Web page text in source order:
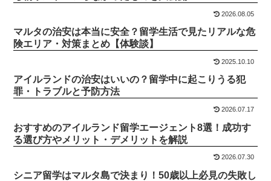
2026.08.05
マルタの治安は本当に安全？留学生活で見たリアルな危
険エリア・対策まとめ【体験談】
2025.10.10
アイルランドの治安はいいの？留学中に起こりうる犯
罪・トラブルと予防方法
2026.07.17
おすすめのアイルランド留学エージェント8選！成功す
る選び方やメリット・デメリットを解説
2026.07.30
シニア留学はマルタ島で決まり！50歳以上必見の失敗し